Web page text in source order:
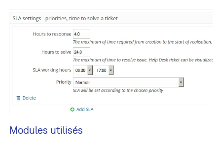
Modules utilisés